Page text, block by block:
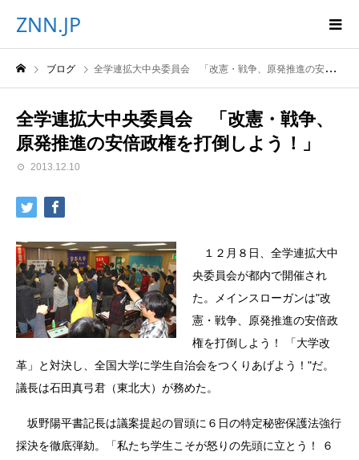
ZNN.JP
ブログ 全学連拡大中央委員会 「改憲・戦争、原発推進の安倍政権を打倒しよう！」
全学連拡大中央委員会 「改憲・戦争、
原発推進の安倍政権を打倒しよう！」
2013.12.10
１２月８日、全学連拡大中
央委員会が都内で開催され
た。メインスローガンは"改
憲・戦争、原発推進の安倍政
権を打倒しよう！ 「大学改
革」と対決し、全国大学に学生自治会をつくりあげよう！"だ。
議長は石田真弓君（東北大）が務めた。
坂野陽平書記長は議案提起の冒頭に６日の特定秘密保護法強行
採決を徹底弾劾。「私たち学生こそが怒りの先頭に立とう！ ６